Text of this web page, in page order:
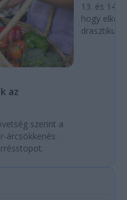
az
szerint a
árcsökkenés
13. és 14.
hogy
drasztikus